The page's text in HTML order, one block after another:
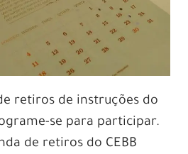
retiros de instruções do
se para participar.
de retiros do CEBB